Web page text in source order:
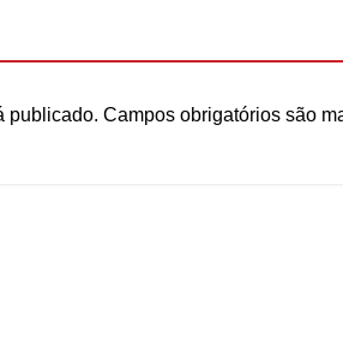
publicado. Campos obrigatórios são